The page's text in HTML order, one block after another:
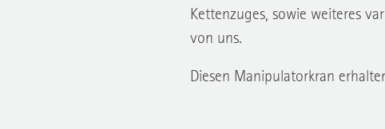
Kettenzuges, sowie weiteres
von uns.
Diesen Manipulatorkran